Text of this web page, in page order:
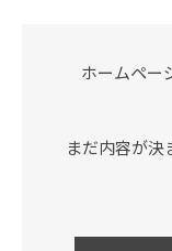
ホームペー
まだ内容が決